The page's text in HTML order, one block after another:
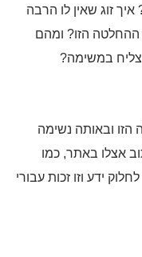
שאין לו הרבה
הזו? ומהם
במשימה?
נשימה
באתר, כמו
וזו זכות עבורי